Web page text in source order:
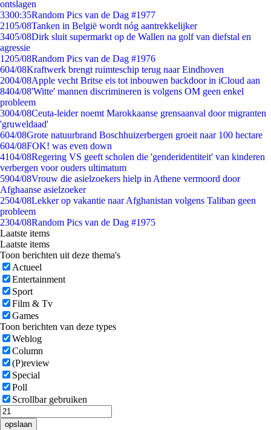
ontslagen
3300:35Random Pics van de Dag #1977
2105/08Tanken in België wordt nóg aantrekkelijker
3405/08Dirk sluit supermarkt op de Wallen na golf van diefstal en
agressie
1205/08Random Pics van de Dag #1976
604/08Kraftwerk brengt ruimteschip terug naar Eindhoven
2004/08Apple vecht Britse eis tot inbouwen backdoor in iCloud aan
8404/08'Witte' mannen discrimineren is volgens OM geen enkel
probleem
3004/08Ceuta-leider noemt Marokkaanse grensaanval door migranten
'gruweldaad'
604/08Grote natuurbrand Boschhuizerbergen groeit naar 100 hectare
604/08FOK! was even down
4104/08Regering VS geeft scholen die 'genderidentiteit' van kinderen
verbergen voor ouders ultimatum
5904/08Vrouw die asielzoekers hielp in Athene vermoord door
Afghaanse asielzoeker
2504/08Lekker op vakantie naar Afghanistan volgens Taliban geen
probleem
2304/08Random Pics van de Dag #1975
Laatste items
Laatste items
Toon berichten uit deze thema's
Actueel
Entertainment
Sport
Film & Tv
Games
Toon berichten van deze types
Weblog
Column
(P)review
Special
Poll
Scrollbar gebruiken
opslaan